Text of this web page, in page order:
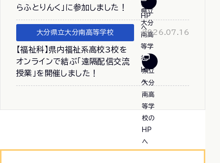
らふとりんく」に参加しました！
大分県立大分南高等学校 2026.07.16
【福祉科】県内福祉系高校3校を
オンラインで結ぶ「遠隔配信交流
授業」を開催しました！